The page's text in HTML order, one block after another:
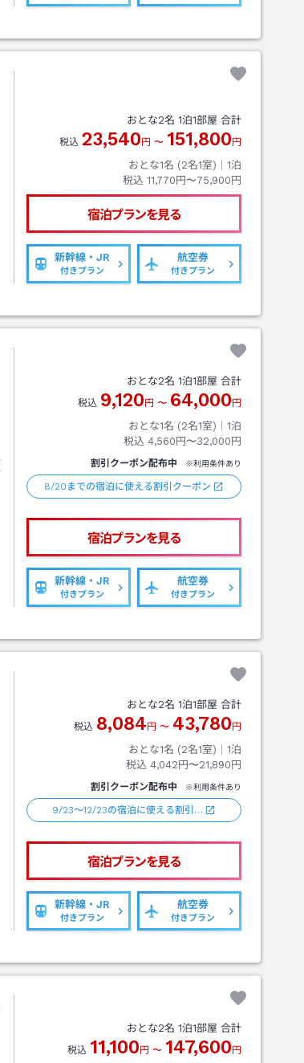
おとな2名 1泊1部屋 合計
税込 23,540 円 〜 151,800 円
おとな1名 (2名1室)｜ 1泊
税込 11,770円〜75,900円
宿泊プランを見る
新幹線・JR
付きプラン
航空券
付きプラン
おとな2名 1泊1部屋 合計
税込 9,120 円 〜 64,000 円
おとな1名 (2名1室)｜ 1泊
税込 4,560円〜32,000円
割引クーポン配布中 ※利用条件あり
8/20までの宿泊に使える割引クーポン
宿泊プランを見る
新幹線・JR
付きプラン
航空券
付きプラン
おとな2名 1泊1部屋 合計
税込 8,084 円 〜 43,780 円
おとな1名 (2名1室)｜ 1泊
税込 4,042円〜21,890円
割引クーポン配布中 ※利用条件あり
9/23～12/23の宿泊に使える割引…
宿泊プランを見る
新幹線・JR
付きプラン
航空券
付きプラン
おとな2名 1泊1部屋 合計
税込 11,100 円 〜 147,600 円